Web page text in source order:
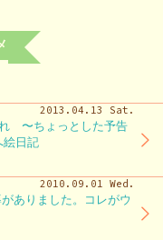
2013.04.13 Sat.
〜ちょっとした予告
絵日記
2010.09.01 Wed.
ありました。コレがウ